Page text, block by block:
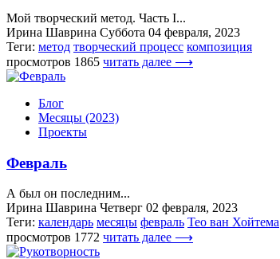
Мой творческий метод. Часть I...
Ирина Шаврина Суббота 04 февраля, 2023
Теги: метод творческий процесс композиция
просмотров 1865 читать далее ⟶
Блог
Месяцы (2023)
Проекты
Февраль
А был он последним...
Ирина Шаврина Четверг 02 февраля, 2023
Теги: календарь месяцы февраль Тео ван Хойтема
просмотров 1772 читать далее ⟶